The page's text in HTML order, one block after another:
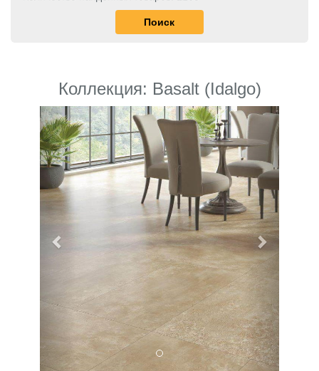
Коллекция: Basalt (Idalgo)
Previous Next